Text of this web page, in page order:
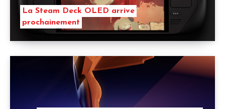
La Steam Deck OLED arrive
prochainement